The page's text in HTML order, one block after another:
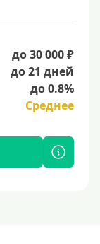
до 30 000 ₽
до 21 дней
до 0.8%
Среднее